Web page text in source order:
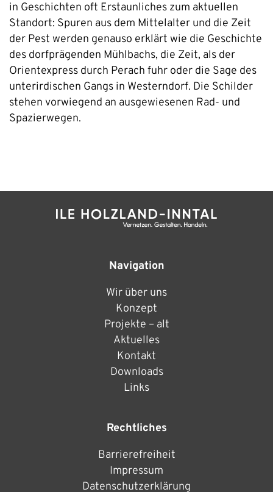
in Geschichten oft Erstaunliches zum aktuellen
Standort: Spuren aus dem Mittelalter und die Zeit
der Pest werden genauso erklärt wie die Geschichte
des dorfprägenden Mühlbachs, die Zeit, als der
Orientexpress durch Perach fuhr oder die Sage des
unterirdischen Gangs in Westerndorf. Die Schilder
stehen vorwiegend an ausgewiesenen Rad- und
Spazierwegen.
Navigation
Wir über uns
Konzept
Projekte – alt
Aktuelles
Kontakt
Downloads
Links
Rechtliches
Barrierefreiheit
Impressum
Datenschutzerklärung